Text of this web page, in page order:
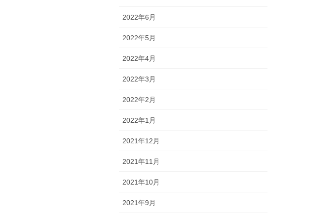
2022年6月
2022年5月
2022年4月
2022年3月
2022年2月
2022年1月
2021年12月
2021年11月
2021年10月
2021年9月